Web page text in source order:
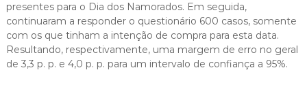
presentes para o Dia dos Namorados. Em seguida,
continuaram a responder o questionário 600 casos, somente
com os que tinham a intenção de compra para esta data.
Resultando, respectivamente, uma margem de erro no geral
de 3,3 p. p. e 4,0 p. p. para um intervalo de confiança a 95%.